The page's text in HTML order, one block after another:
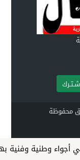
وطنية وفنية